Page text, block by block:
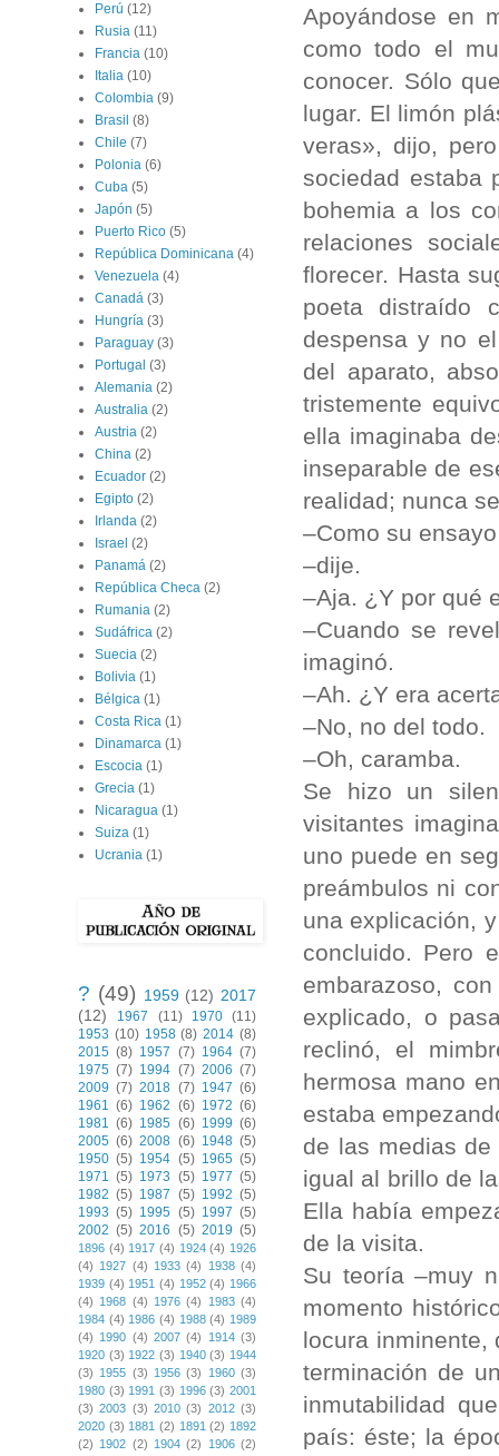
Apoyándose en
como todo el
conocer. Sólo
lugar. El limón
veras», dijo,
sociedad estaba
bohemia a los
relaciones
florecer. Hasta
poeta distraído
despensa y no
del aparato,
tristemente
ella imaginaba
inseparable de
realidad; nunca
–Como su
–dije.
–Aja. ¿Y por qué
–Cuando se
imaginó.
–Ah. ¿Y era
–No, no del todo.
–Oh, caramba.
Se hizo un
visitantes
uno puede en
preámbulos ni
una explicación,
concluido. Pero
embarazoso,
explicado, o
reclinó, el
hermosa mano
estaba
de las medias
igual al brillo de
Ella había
de la visita.
Su teoría –muy
momento
locura inminente,
terminación de
inmutabilidad
país: éste; la
Perú (12)
Rusia (11)
Francia (10)
Italia (10)
Colombia (9)
Brasil (8)
Chile (7)
Polonia (6)
Cuba (5)
Japón (5)
Puerto Rico (5)
República Dominicana (4)
Venezuela (4)
Canadá (3)
Hungría (3)
Paraguay (3)
Portugal (3)
Alemania (2)
Australia (2)
Austria (2)
China (2)
Ecuador (2)
Egipto (2)
Irlanda (2)
Israel (2)
Panamá (2)
República Checa (2)
Rumania (2)
Sudáfrica (2)
Suecia (2)
Bolivia (1)
Bélgica (1)
Costa Rica (1)
Dinamarca (1)
Escocia (1)
Grecia (1)
Nicaragua (1)
Suiza (1)
Ucrania (1)
? (49) 1959 (12) 2017
(12)
1967 (11) 1970 (11)
1953 (10) 1958 (8) 2014 (8)
2015 (8) 1957 (7) 1964 (7)
1975 (7) 1994 (7) 2006 (7)
2009 (7) 2018 (7) 1947 (6)
1961 (6) 1962 (6) 1972 (6)
1981 (6) 1985 (6) 1999 (6)
2005 (6) 2008 (6) 1948 (5)
1950 (5) 1954 (5) 1965 (5)
1971 (5) 1973 (5) 1977 (5)
1982 (5) 1987 (5) 1992 (5)
1993 (5) 1995 (5) 1997 (5)
2002 (5) 2016 (5) 2019 (5)
1896 (4) 1917 (4) 1924 (4) 1926
(4) 1927 (4) 1933 (4) 1938 (4)
1939 (4) 1951 (4) 1952 (4) 1966
(4) 1968 (4) 1976 (4) 1983 (4)
1984 (4) 1986 (4) 1988 (4) 1989
(4) 1990 (4) 2007 (4) 1914 (3)
1920 (3) 1922 (3) 1940 (3) 1944
(3) 1955 (3) 1956 (3) 1960 (3)
1980 (3) 1991 (3) 1996 (3) 2001
(3) 2003 (3) 2010 (3) 2012 (3)
2020 (3) 1881 (2) 1891 (2) 1892
(2) 1902 (2) 1904 (2) 1906 (2)